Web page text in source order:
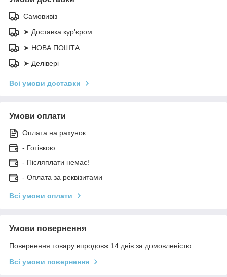
Самовивіз
➤ Доставка кур'єром
➤ НОВА ПОШТА
➤ Делівері
Всі умови доставки
Умови оплати
Оплата на рахунок
- Готівкою
- Післяплати немає!
- Оплата за реквізитами
Всі умови оплати
Умови повернення
Повернення товару впродовж 14 днів за домовленістю
Всі умови повернення